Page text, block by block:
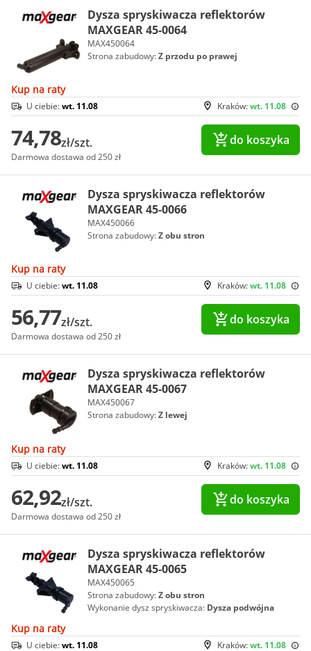
Dysza spryskiwacza reflektorów
MAXGEAR 45-0064
MAX450064
Strona zabudowy:Z przodu po prawej
Kup na raty
Kraków:wt. 11.08
U ciebie:wt. 11.08
74,78zł/szt.
Darmowa dostawa od 250 zł
do koszyka
Dysza spryskiwacza reflektorów
MAXGEAR 45-0066
MAX450066
Strona zabudowy:Z obu stron
Kup na raty
Kraków:wt. 11.08
U ciebie:wt. 11.08
56,77zł/szt.
Darmowa dostawa od 250 zł
do koszyka
Dysza spryskiwacza reflektorów
MAXGEAR 45-0067
MAX450067
Strona zabudowy:Z lewej
Kup na raty
Kraków:wt. 11.08
U ciebie:wt. 11.08
62,92zł/szt.
Darmowa dostawa od 250 zł
do koszyka
Dysza spryskiwacza reflektorów
MAXGEAR 45-0065
MAX450065
Strona zabudowy:Z obu stron
Wykonanie dysz spryskiwacza: Dysza podwójna
Kup na raty
Kraków:wt. 11.08
U ciebie:wt. 11.08